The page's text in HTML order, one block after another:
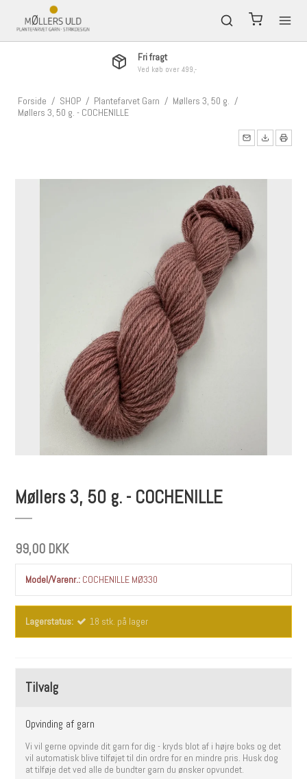
Fri fragt
Ved køb over 499,-
Forside / SHOP / Plantefarvet Garn / Møllers 3, 50 g. /
Møllers 3, 50 g. - COCHENILLE
Møllers 3, 50 g. - COCHENILLE
99,00 DKK
Model/Varenr.: COCHENILLE MØ330
Lagerstatus: 18 stk. på lager
Tilvalg
Opvinding af garn
Vi vil gerne opvinde dit garn for dig - kryds blot af i højre boks og det
vil automatisk blive tilføjet til din ordre for en mindre pris. Husk dog
at tilføje det ved alle de bundter garn du ønsker opvundet.